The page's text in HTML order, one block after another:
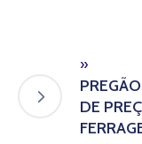
»
DE